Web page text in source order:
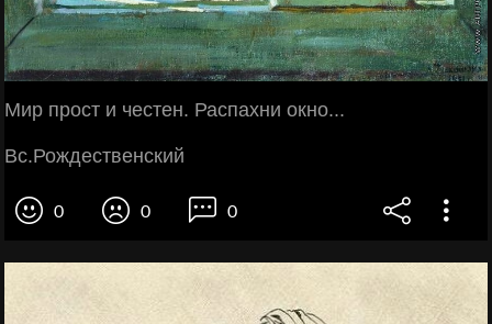
Мир прост и честен. Распахни окно...
Вс.Рождественский
0 0 0